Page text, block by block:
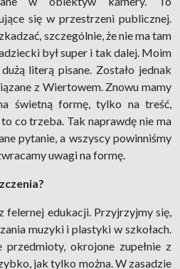
się w przestrzeni publicznej.
szczególnie, że nie ma tam
był super i tak dalej. Moim
literą pisane. Zostało jednak
z Wiertowem. Znowu mamy
świetną formę, tylko na treść,
co trzeba. Tak naprawdę nie ma
pytanie, a wszyscy powinniśmy
uwagi na formę.
felernej edukacji. Przyjrzyjmy się,
muzyki i plastyki w szkołach.
przedmioty, okrojone zupełnie z
jak tylko można. W zasadzie